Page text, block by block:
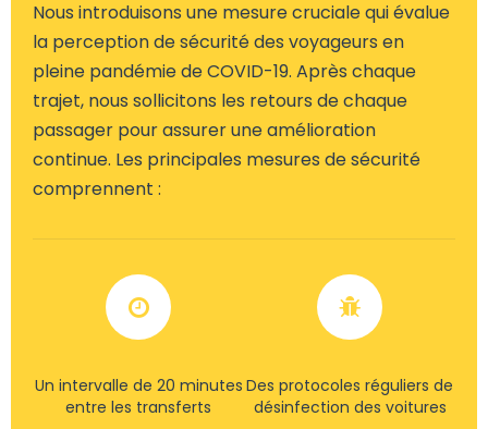
Nous introduisons une mesure cruciale qui évalue
la perception de sécurité des voyageurs en
pleine pandémie de COVID-19. Après chaque
trajet, nous sollicitons les retours de chaque
passager pour assurer une amélioration
continue. Les principales mesures de sécurité
comprennent :
Un intervalle de 20 minutes
entre les transferts
Des protocoles réguliers de
désinfection des voitures